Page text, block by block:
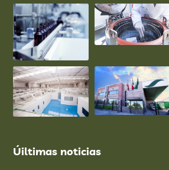
Úiltimas noticias